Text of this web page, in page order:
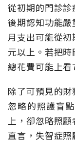
從初期的門診
後期認知功能
月支出可能從
元以上。若把
總花費可能上看
除了可預見的
忽略的照護盲
上，卻忽略照
直言，失智症